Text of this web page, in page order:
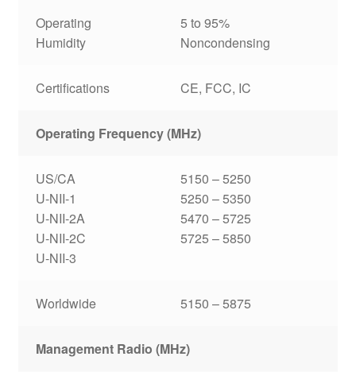
Operating
Humidity
5 to 95%
Noncondensing
Certifications CE, FCC, IC
Operating Frequency (MHz)
US/CA
U-NII-1
U-NII-2A
U-NII-2C
U-NII-3
5150 – 5250
5250 – 5350
5470 – 5725
5725 – 5850
Worldwide 5150 – 5875
Management Radio (MHz)